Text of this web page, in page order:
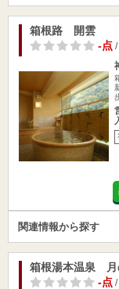
箱根路 開雲
-点/
関連情報から探す
箱根湯本温泉
-点/